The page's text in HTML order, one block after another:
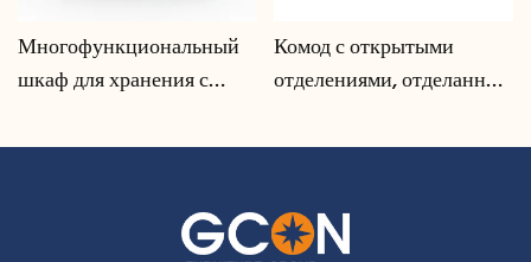
Многофункциональный
шкаф для хранения с
кабелей | CIS-25-L - GCON
Комод с открытыми
отделениями, отделанный